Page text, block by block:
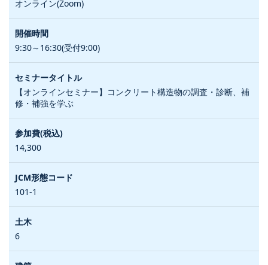
オンライン(Zoom)
9:30～16:30(受付9:00)
【オンラインセミナー】コンクリート構造物の調査・診断、補
修・補強を学ぶ
14,300
101-1
6